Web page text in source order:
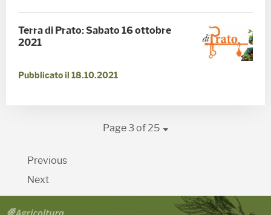
Terra di Prato: Sabato 16 ottobre
2021
Pubblicato il 18.10.2021
Page 3 of 25
Previous
Next